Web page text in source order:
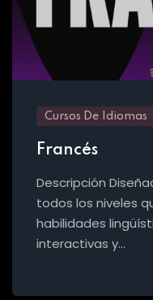
Cursos De Idiomas
Francés
Descripción
todos los niveles
habilidades
interactivas y…